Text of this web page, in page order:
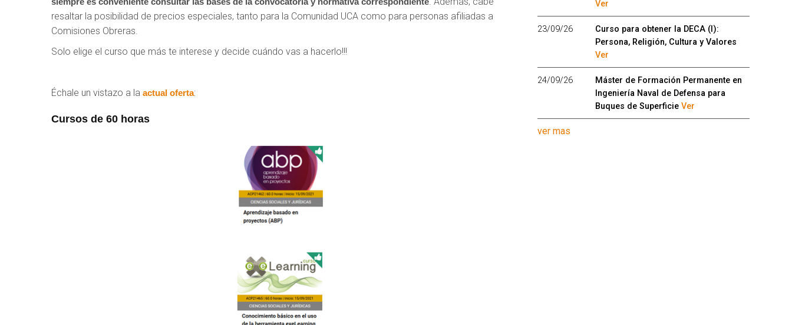
resaltar la posibilidad de precios especiales, tanto para la Comunidad UCA como para personas afiliadas a
Comisiones Obreras.
Solo elige el curso que más te interese y decide cuándo vas a hacerlo!!!
Échale un vistazo a la actual oferta:
Cursos de 60 horas
Ver
23/09/26
Curso para obtener la DECA (I):
Persona, Religión, Cultura y Valores
Ver
24/09/26
Máster de Formación Permanente en
Ingeniería Naval de Defensa para
Buques de Superficie Ver
ver mas